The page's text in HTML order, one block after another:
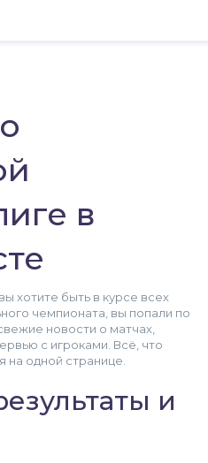
в
хотите быть в курсе всех
чемпионата, вы попали по
новости о матчах,
с игроками. Всё, что
на одной странице.
и